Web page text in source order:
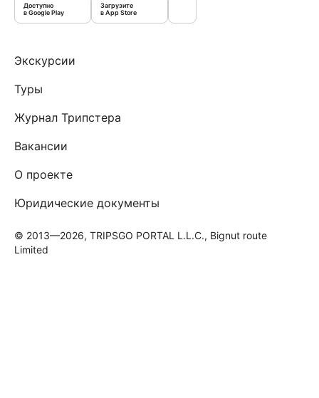
Доступно
в Google Play
Загрузите
в App Store
Экскурсии
Туры
Журнал Трипстера
Вакансии
О проекте
Юридические документы
© 2013—2026, TRIPSGO PORTAL L.L.C., Bignut route
Limited